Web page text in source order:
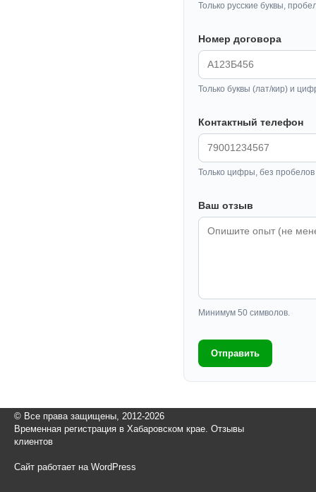
Только русские буквы,
Номер договора
Только буквы (лат/кир) и
Контактный телефон
Только цифры, без
Ваш отзыв
Минимум 50 символов.
Отправить
© Все права защищены, 2012-2026
Временная регистрация в Хабаровском крае. Отзывы
клиентов
Сайт работает на WordPress